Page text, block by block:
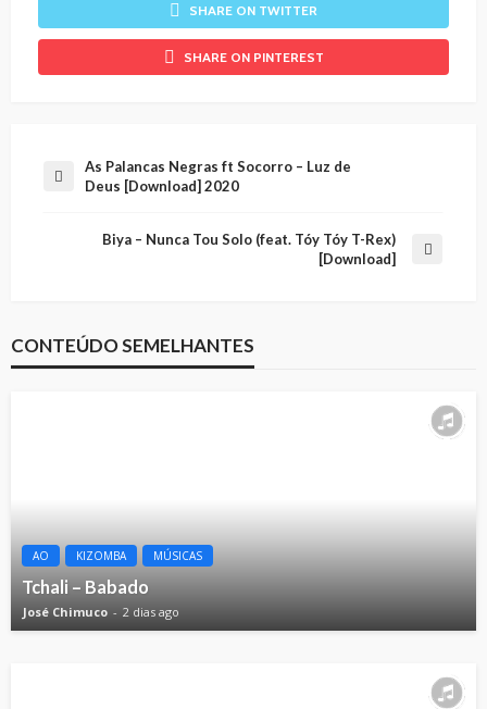
SHARE ON TWITTER
SHARE ON PINTEREST
As Palancas Negras ft Socorro – Luz de
Deus [Download] 2020
Biya – Nunca Tou Solo (feat. Tóy Tóy T-Rex)
[Download]
CONTEÚDO SEMELHANTES
AO KIZOMBA MÚSICAS
Tchali – Babado
José Chimuco 2 dias ago